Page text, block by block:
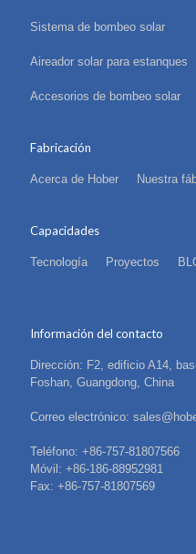
Sistema de bombeo solar
Aireador solar para estanques
Accesorios de bombeo solar
Fabricación
Acerca de Hober Nuestra
Capacidades
Tecnología Proyectos
Información del contacto
Dirección: F2, edificio A14,
Foshan, Guangdong, China
Correo electrónico:
Teléfono: +86-757-81807566
Móvil: +86-186-88952981
Fax: +86-757-81807569